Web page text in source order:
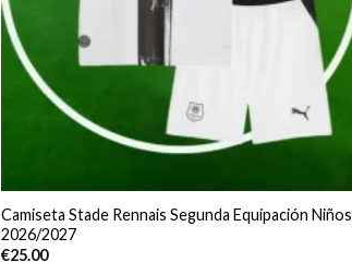
Camiseta Stade Rennais Segunda Equipación Niños
2026/2027
€25.00